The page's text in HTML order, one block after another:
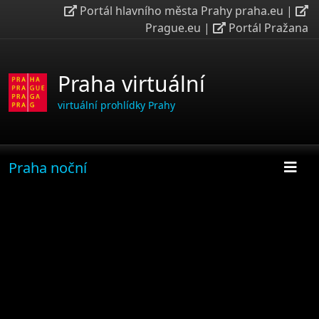
Portál hlavního města Prahy praha.eu |
Prague.eu | Portál Pražana
Praha virtuální
virtuální prohlídky Prahy
Praha noční